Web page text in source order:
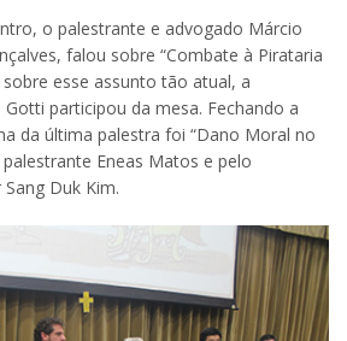
o palestrante e advogado Márcio
falou sobre “Combate à Pirataria
esse assunto tão atual, a
participou da mesa. Fechando a
da última palestra foi “Dano Moral no
Eneas Matos e pelo
Duk Kim.